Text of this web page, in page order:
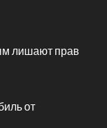
лишают прав
от